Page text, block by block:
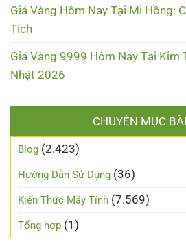
Giá Vàng Hôm Nay Tại Mi Hồng:
Tích
Giá Vàng 9999 Hôm Nay Tại Kim
Nhật 2026
CHUYÊN MỤC
Blog (2.423)
Hướng Dẫn Sử Dụng (36)
Kiến Thức Máy Tính (7.569)
Tổng hợp (1)